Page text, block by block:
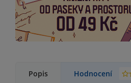
Popis Hodnocení